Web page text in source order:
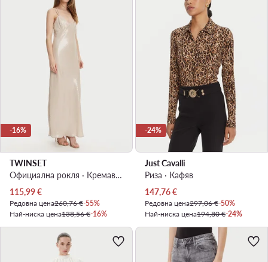
-16%
TWINSET
Официална рокля · Кремав · Макси, Асиметрична
Актуална цена
115,99€
Редовна цена260,76 €-55%
Най-ниска цена138,56 €-16%
-24%
Just Cavalli
Риза · Кафяв
Актуална цена
147,76€
Редовна цена297,06 €-50%
Най-ниска цена194,80 €-24%